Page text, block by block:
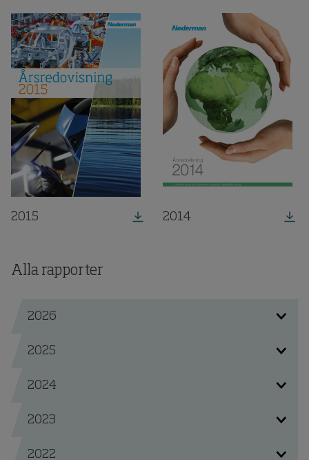
2015 2014
Alla rapporter
2026
2025
2024
2023
2022